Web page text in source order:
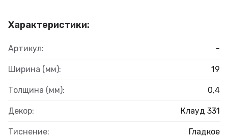
Характеристики:
Артикул: -
Ширина (мм): 19
Толщина (мм): 0,4
Декор: Клауд 331
Тиснение: Гладкое